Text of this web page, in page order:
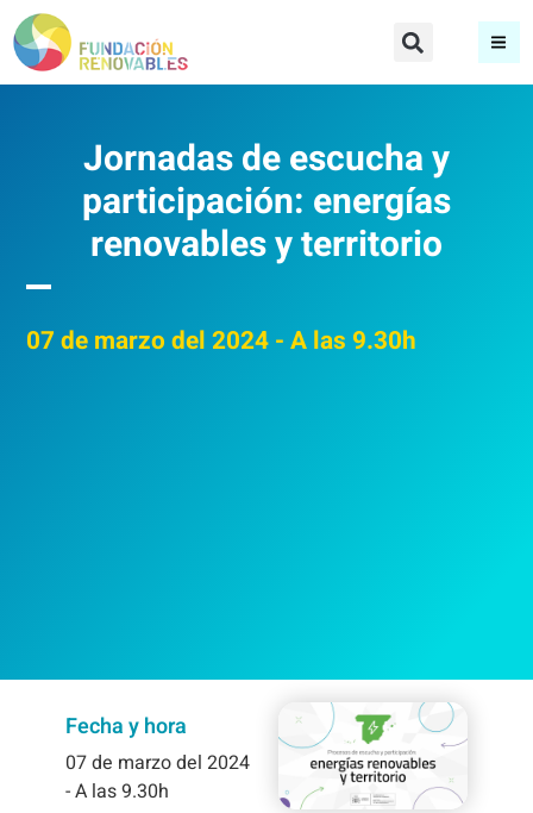
Jornadas de escucha y
participación: energías
renovables y territorio
07 de marzo del 2024- A las 9.30h
Fecha y hora
07de marzo del 2024
- A las 9.30h